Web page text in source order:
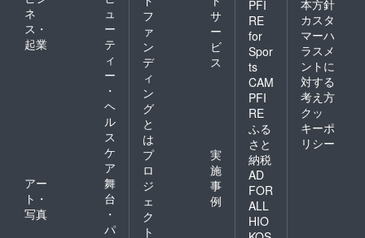
序良俗
に反す
る団体
名の記
載はで
きませ
ん。 ※
支援後
のキャ
ンセル
ネ
ス・
起業
ュ
ー
テ
ィ
ー
・
ヘ
ル
ス
ケ
ア
アー
ト・
写真
舞
台
・
パ
フ
ァ
ン
デ
ィ
ン
グ
と
は
サ
ー
ビ
ス
プ
ロ
ジ
ェ
ク
ト
実
施
事
例
PFI
RE
for
Spor
ts
CAM
PFI
RE
ふる
さと
納税
AD
FOR
ALL
HIO
本方針
カスタ
マーハ
ラスメ
ントに
対する
考え方
クッ
キーポ
リシー